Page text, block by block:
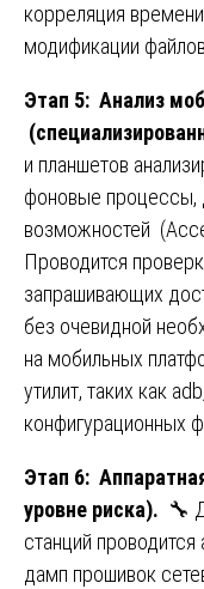
корреляция
модификации
Этап 5: Анализ
и планшетов
фоновые процессы,
возможностей
Проводится
запрашивающих
без очевидной
на мобильных
утилит, таких как
конфигурационных
Этап 6:
уровне риска). 🔧
станций
дамп прошивок